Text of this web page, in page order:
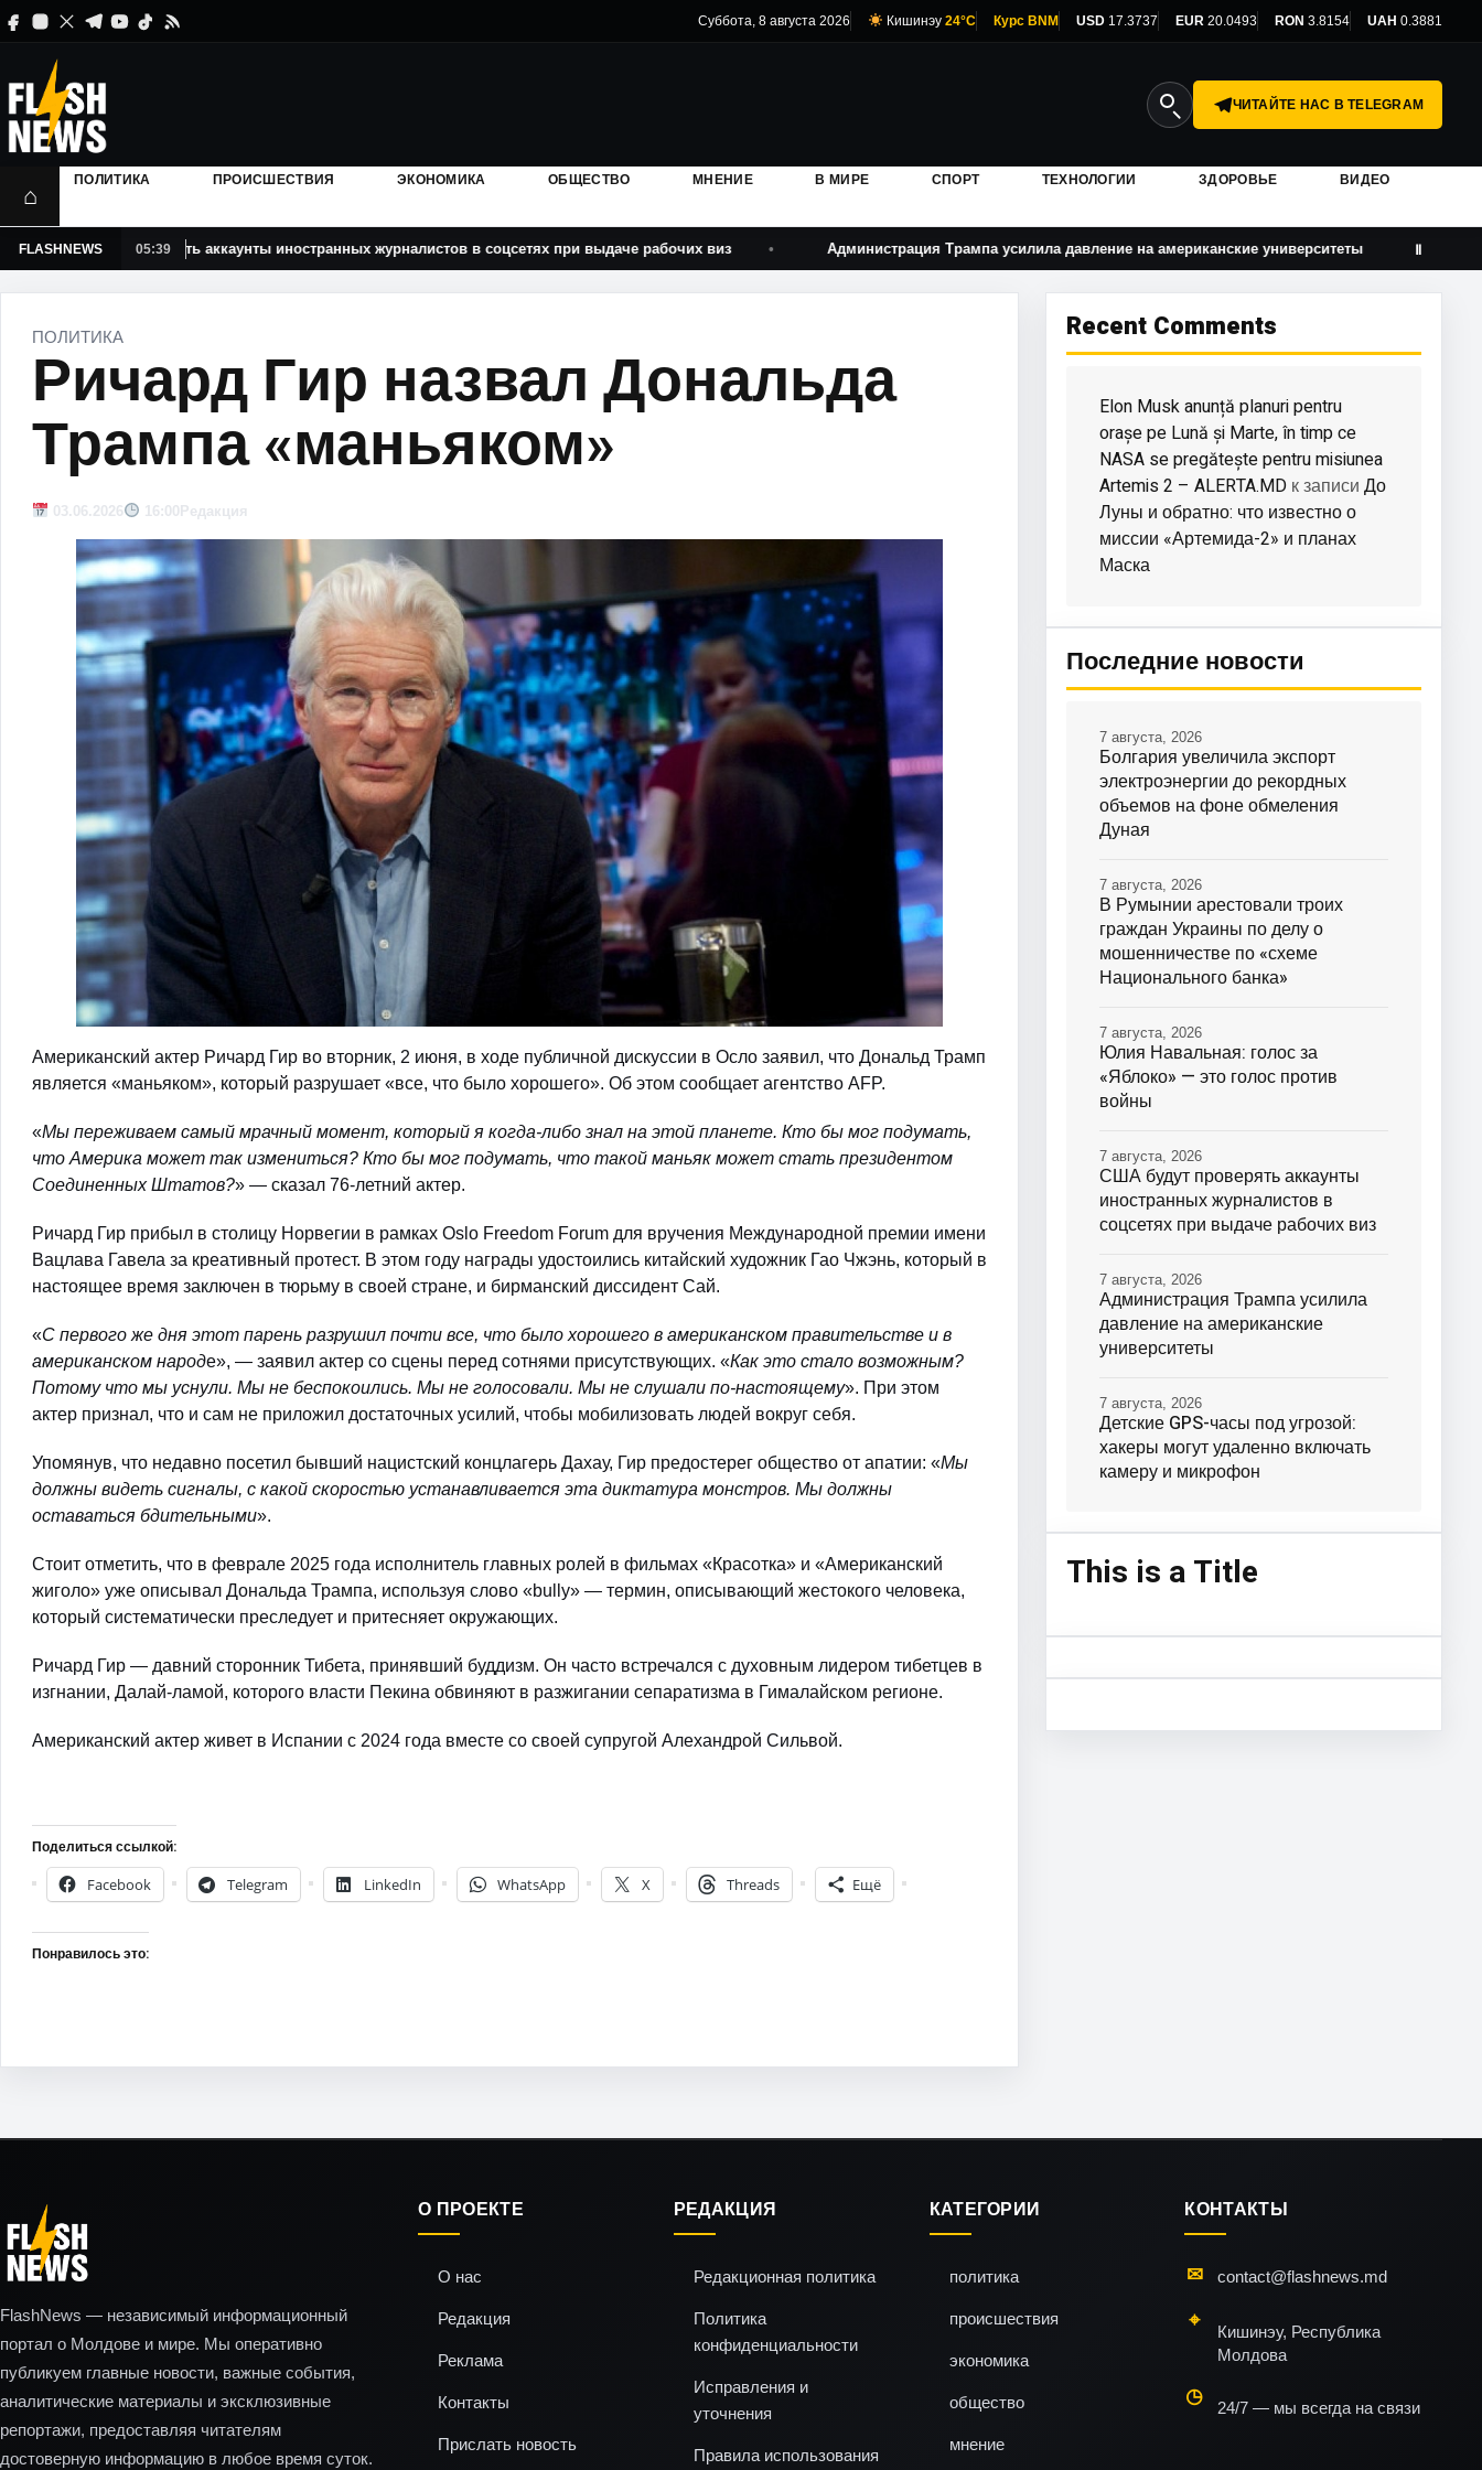
Суббота, 8 августа 2026 Кишинэу 24°C Курс BNM USD 17.3737 EUR 20.0493 RON 3.8154 UAH 0.3881
ЧИТАЙТЕ НАС В TELEGRAM
⌂
ПОЛИТИКА ПРОИСШЕСТВИЯ ЭКОНОМИКА ОБЩЕСТВО МНЕНИЕ В МИРЕ СПОРТ ТЕХНОЛОГИИ ЗДОРОВЬЕ ВИДЕО
FLASHNEWS 05:39
проверять аккаунты иностранных журналистов в соцсетях при выдаче рабочих виз Администрация Трампа усилила давление на американские университеты Детские
Ⅱ
ПОЛИТИКА
Ричард Гир назвал Дональда
Трампа «маньяком»
03.06.2026 16:00 Редакция
Американский актер Ричард Гир во вторник, 2 июня, в ходе публичной дискуссии в Осло заявил, что Дональд Трамп
является «маньяком», который разрушает «все, что было хорошего». Об этом сообщает агентство AFP.
«Мы переживаем самый мрачный момент, который я когда-либо знал на этой планете. Кто бы мог подумать,
что Америка может так измениться? Кто бы мог подумать, что такой маньяк может стать президентом
Соединенных Штатов?» — сказал 76-летний актер.
Ричард Гир прибыл в столицу Норвегии в рамках Oslo Freedom Forum для вручения Международной премии имени
Вацлава Гавела за креативный протест. В этом году награды удостоились китайский художник Гао Чжэнь, который в
настоящее время заключен в тюрьму в своей стране, и бирманский диссидент Сай.
«С первого же дня этот парень разрушил почти все, что было хорошего в американском правительстве и в
американском народе», — заявил актер со сцены перед сотнями присутствующих. «Как это стало возможным?
Потому что мы уснули. Мы не беспокоились. Мы не голосовали. Мы не слушали по-настоящему». При этом
актер признал, что и сам не приложил достаточных усилий, чтобы мобилизовать людей вокруг себя.
Упомянув, что недавно посетил бывший нацистский концлагерь Дахау, Гир предостерег общество от апатии: «Мы
должны видеть сигналы, с какой скоростью устанавливается эта диктатура монстров. Мы должны
оставаться бдительными».
Стоит отметить, что в феврале 2025 года исполнитель главных ролей в фильмах «Красотка» и «Американский
жиголо» уже описывал Дональда Трампа, используя слово «bully» — термин, описывающий жестокого человека,
который систематически преследует и притесняет окружающих.
Ричард Гир — давний сторонник Тибета, принявший буддизм. Он часто встречался с духовным лидером тибетцев в
изгнании, Далай-ламой, которого власти Пекина обвиняют в разжигании сепаратизма в Гималайском регионе.
Американский актер живет в Испании с 2024 года вместе со своей супругой Алехандрой Сильвой.
Поделиться ссылкой:
Facebook
Telegram LinkedIn WhatsApp X Threads Ещё
Понравилось это:
Recent Comments
Elon Musk anunță planuri pentru
orașe pe Lună și Marte, în timp ce
NASA se pregătește pentru misiunea
Artemis 2 – ALERTA.MD к записи До
Луны и обратно: что известно о
миссии «Артемида-2» и планах
Маска
Последние новости
Болгария увеличила экспорт
электроэнергии до рекордных
объемов на фоне обмеления
Дуная
7 августа, 2026
В Румынии арестовали троих
граждан Украины по делу о
мошенничестве по «схеме
Национального банка»
7 августа, 2026
Юлия Навальная: голос за
«Яблоко» — это голос против
войны
7 августа, 2026
США будут проверять аккаунты
иностранных журналистов в
соцсетях при выдаче рабочих виз
7 августа, 2026
Администрация Трампа усилила
давление на американские
университеты
7 августа, 2026
Детские GPS-часы под угрозой:
хакеры могут удаленно включать
камеру и микрофон
7 августа, 2026
This is a Title
FlashNews — независимый информационный
портал о Молдове и мире. Мы оперативно
публикуем главные новости, важные события,
аналитические материалы и эксклюзивные
репортажи, предоставляя читателям
достоверную информацию в любое время суток.
О ПРОЕКТЕ
О нас
Редакция
Реклама
Контакты
Прислать новость
РЕДАКЦИЯ
Редакционная политика
Политика
конфиденциальности
Исправления и
уточнения
Правила использования
КАТЕГОРИИ
политика
происшествия
экономика
общество
мнение
КОНТАКТЫ
contact@flashnews.md
Кишинэу, Республика
Молдова
24/7 — мы всегда на связи